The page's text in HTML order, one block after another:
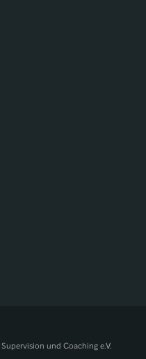
und Coaching e.V.